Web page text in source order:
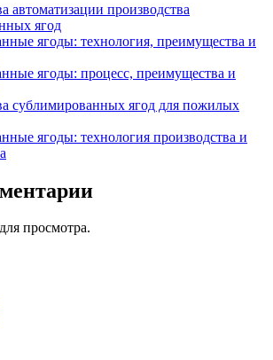
автоматизации производства
ягод
ягоды: технология, преимущества и
ягоды: процесс, преимущества и
сублимированных ягод для пожилых
ягоды: технология производства и
просмотра.